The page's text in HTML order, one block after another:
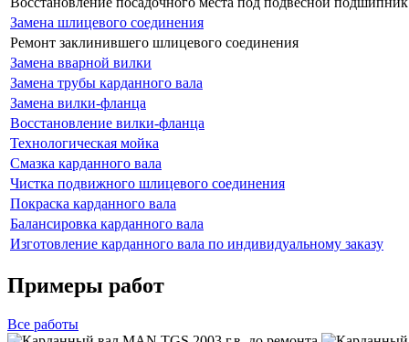
Замена шлицевого соединения
Ремонт заклинившего шлицевого соединения
Замена вварной вилки
Замена трубы карданного вала
Замена вилки-фланца
Восстановление вилки-фланца
Технологическая мойка
Смазка карданного вала
Чистка подвижного шлицевого соединения
Покраска карданного вала
Балансировка карданного вала
Изготовление карданного вала по индивидуальному заказу
Примеры работ
Все работы